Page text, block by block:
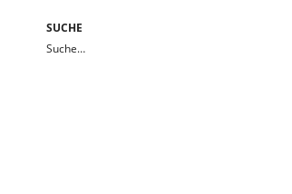
SUCHE